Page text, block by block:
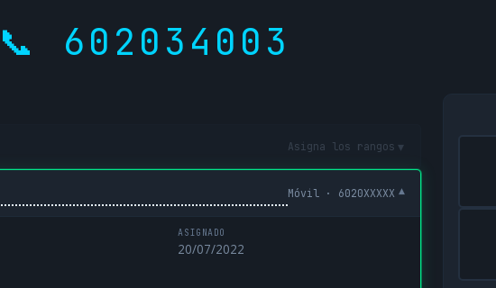
📞 602034003
Asigna los rangos ▾
Móvil · 6020XXXXX ▾
ASIGNADO
20/07/2022